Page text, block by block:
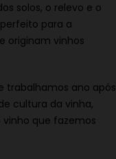
solos, o relevo e o
para a
originam vinhos
trabalhamos ano após
cultura da vinha,
que fazemos